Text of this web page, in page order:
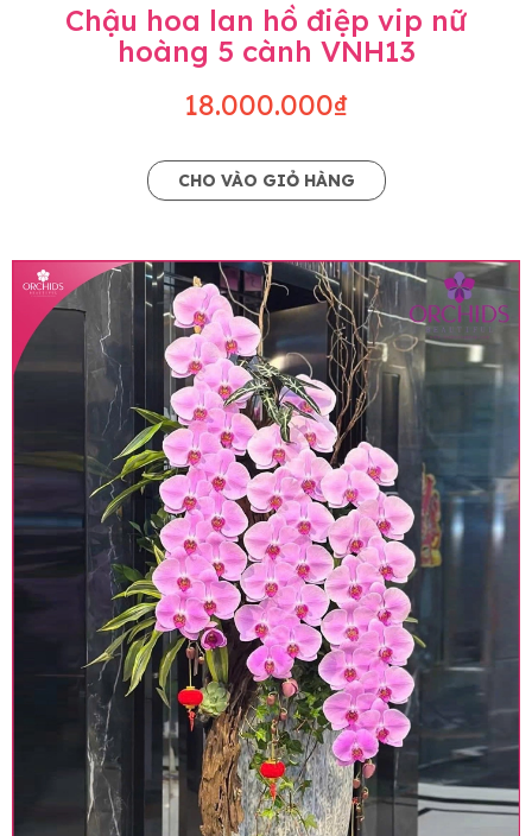
Chậu hoa lan hồ điệp vip nữ
hoàng 5 cành VNH13
18.000.000₫
CHO VÀO GIỎ HÀNG